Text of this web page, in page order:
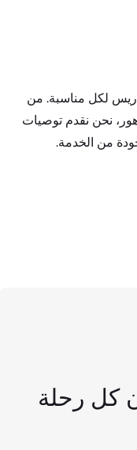
لكل مناسبة. من
نحن نقدم توصيات
من الخدمة.
كل رحلة